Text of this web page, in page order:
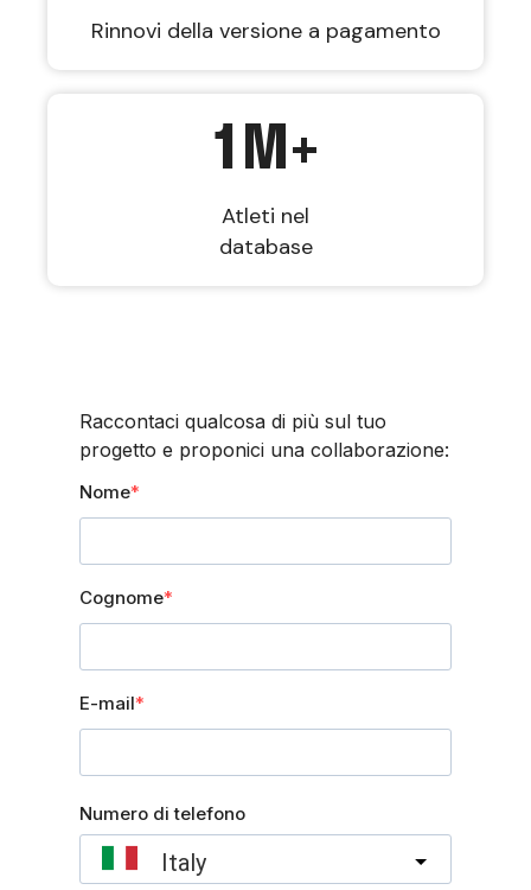
Rinnovi della versione a pagamento
1M+
Atleti nel
database
Raccontaci qualcosa di più sul tuo
progetto e proponici una collaborazione:
Nome
Cognome
E-mail
Numero di telefono
Italy